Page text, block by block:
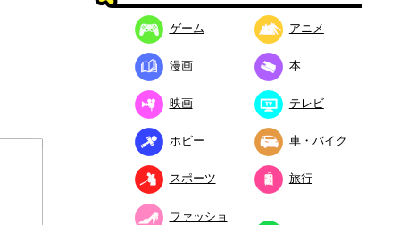
ゲーム アニメ
漫画 本
映画 テレビ
ホビー 車・バイク
スポーツ 旅行
ファッショ